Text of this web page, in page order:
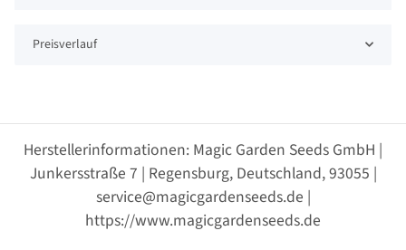
Preisverlauf
Herstellerinformationen: Magic Garden Seeds GmbH |
Junkersstraße 7 | Regensburg, Deutschland, 93055 |
service@magicgardenseeds.de |
https://www.magicgardenseeds.de